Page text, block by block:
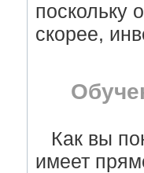
поскольку
скорее,
Как вы
имеет